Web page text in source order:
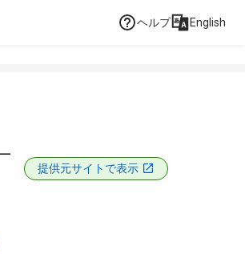
ヘルプ English
提供元サイトで表示